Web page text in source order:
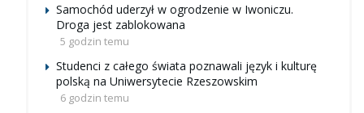
Samochód uderzył w ogrodzenie w Iwoniczu.
Droga jest zablokowana
5 godzin temu
Studenci z całego świata poznawali język i kulturę
polską na Uniwersytecie Rzeszowskim
6 godzin temu